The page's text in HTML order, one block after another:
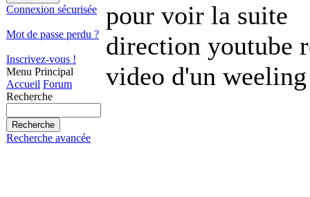
Connexion sécurisée
Mot de passe perdu ?
Inscrivez-vous !
Menu Principal
Accueil Forum
Recherche
Recherche avancée
pour voir la suite
direction youtube
video d'un